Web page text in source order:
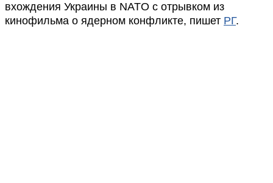
вхождения Украины в NATO с отрывком из
кинофильма о ядерном конфликте, пишет РГ.